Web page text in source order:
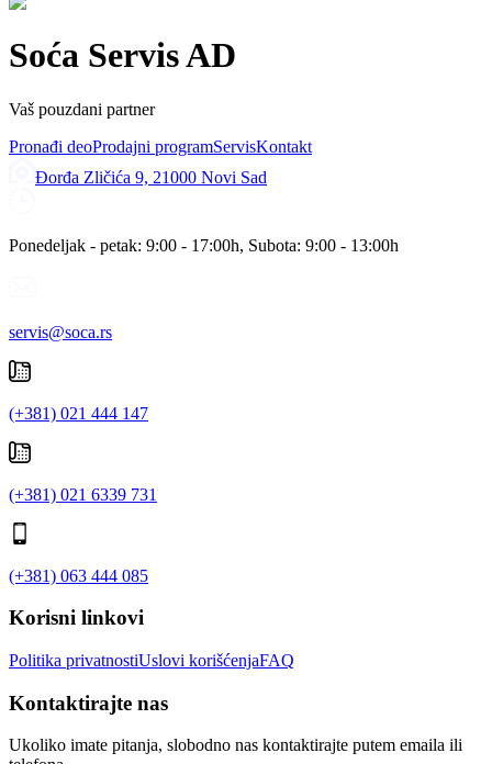
Soća Servis AD
Vaš pouzdani partner
Pronađi deoProdajni programServisKontakt
Đorđa Zličića 9, 21000 Novi Sad
Ponedeljak - petak: 9:00 - 17:00h, Subota: 9:00 - 13:00h
servis@soca.rs
(+381) 021 444 147
(+381) 021 6339 731
(+381) 063 444 085
Korisni linkovi
Politika privatnostiUslovi korišćenjaFAQ
Kontaktirajte nas
Ukoliko imate pitanja, slobodno nas kontaktirajte putem emaila ili